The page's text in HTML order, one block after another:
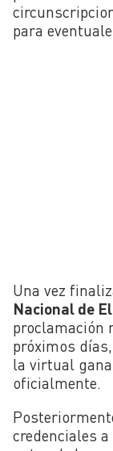
para
Una vez
Nacional de
proclamación
próximos
la virtual
oficialmente.
credenciales